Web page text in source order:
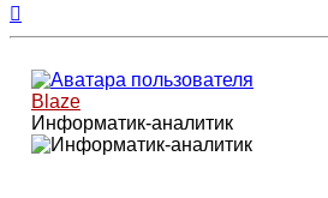
Blaze
Информатик-аналитик